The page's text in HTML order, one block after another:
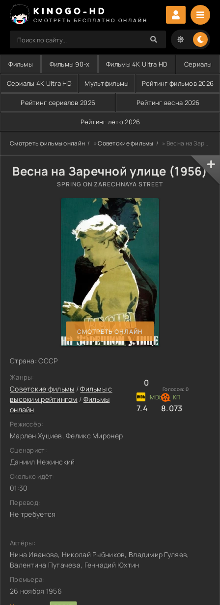
KINOGO-HD
СМОТРЕТЬ БЕСПЛАТНО ОНЛАЙН
Фильмы Фильмы 90-х Фильмы 4K Ultra HD Сериалы
Сериалы 4K Ultra HD Мультфильмы Рейтинг фильмов 2026
Рейтинг сериалов 2026 Рейтинг весна 2026
Рейтинг лето 2026
Смотреть фильмы онлайн »Советские фильмы » Весна на Заречной улице (1956)
Весна на Заречной улице (1956)
SPRING ON ZARECHNAYA STREET
СМОТРЕТЬ ОНЛАЙН
Страна: СССР
Жанры:
Советские фильмы /Фильмы с
высоким рейтингом / Фильмы
онлайн
Режиссёр:
Марлен Хуциев, Феликс Миронер
Сценарист:
Даниил Нежинский
Сколько идёт:
01:30
Перевод:
Не требуется
0
Голосов: 0
7.4 8.073
Актёры:
Нина Иванова, Николай Рыбников, Владимир Гуляев,
Валентина Пугачева, Геннадий Юхтин
Премьера:
26 ноября 1956